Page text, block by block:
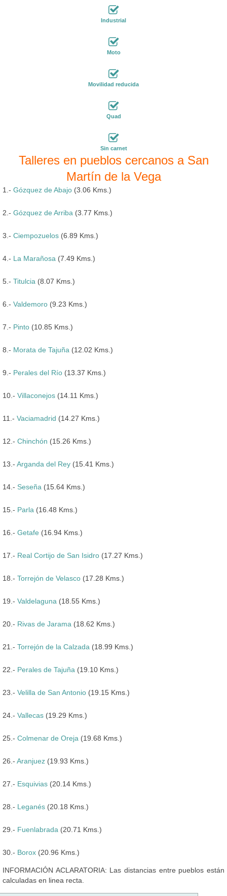
Industrial
Moto
Movilidad reducida
Quad
Sin carnet
Talleres en pueblos cercanos a San
Martín de la Vega
1.- Gózquez de Abajo (3.06 Kms.)
2.- Gózquez de Arriba (3.77 Kms.)
3.- Ciempozuelos (6.89 Kms.)
4.- La Marañosa (7.49 Kms.)
5.- Titulcia (8.07 Kms.)
6.- Valdemoro (9.23 Kms.)
7.- Pinto (10.85 Kms.)
8.- Morata de Tajuña (12.02 Kms.)
9.- Perales del Río (13.37 Kms.)
10.- Villaconejos (14.11 Kms.)
11.- Vaciamadrid (14.27 Kms.)
12.- Chinchón (15.26 Kms.)
13.- Arganda del Rey (15.41 Kms.)
14.- Seseña (15.64 Kms.)
15.- Parla (16.48 Kms.)
16.- Getafe (16.94 Kms.)
17.- Real Cortijo de San Isidro (17.27 Kms.)
18.- Torrejón de Velasco (17.28 Kms.)
19.- Valdelaguna (18.55 Kms.)
20.- Rivas de Jarama (18.62 Kms.)
21.- Torrejón de la Calzada (18.99 Kms.)
22.- Perales de Tajuña (19.10 Kms.)
23.- Velilla de San Antonio (19.15 Kms.)
24.- Vallecas (19.29 Kms.)
25.- Colmenar de Oreja (19.68 Kms.)
26.- Aranjuez (19.93 Kms.)
27.- Esquivias (20.14 Kms.)
28.- Leganés (20.18 Kms.)
29.- Fuenlabrada (20.71 Kms.)
30.- Borox (20.96 Kms.)
INFORMACIÓN ACLARATORIA: Las distancias entre pueblos están
calculadas en linea recta.